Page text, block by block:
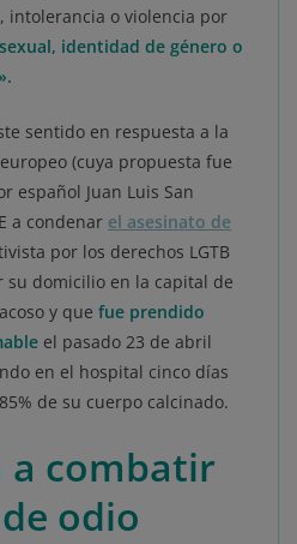
intolerancia o violencia por
identidad de género o
sentido en respuesta a la
(cuya propuesta fue
español Juan Luis San
a condenar el asesinato de
por los derechos LGTB
domicilio en la capital de
y que fue prendido
el pasado 23 de abril
en el hospital cinco días
de su cuerpo calcinado.
a combatir
odio